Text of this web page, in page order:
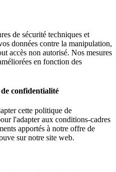
de sécurité techniques et
données contre la manipulation,
accès non autorisé. Nos mesures
en fonction des
confidentialité
cette politique de
l'adapter aux conditions-cadres
apportés à notre offre de
sur notre site web.